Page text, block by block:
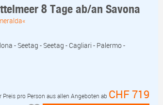
8 Tage ab/an Savona
- Seetag - Seetag - Cagliari - Palermo -
Preis pro Person aus allen Angeboten ab CHF 719